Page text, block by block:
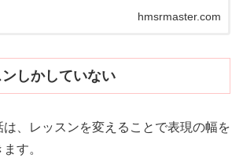
hmsrmaster.com
しかしていない
、レッスンを変えることで表現の幅を
す。